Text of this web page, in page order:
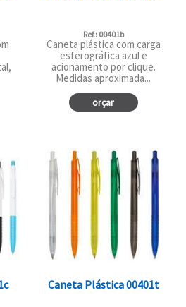
Ref.: 00401b
Caneta plástica com carga
esferográfica azul e
acionamento por clique.
Medidas aproximada...
orçar
Caneta Plástica 00401t